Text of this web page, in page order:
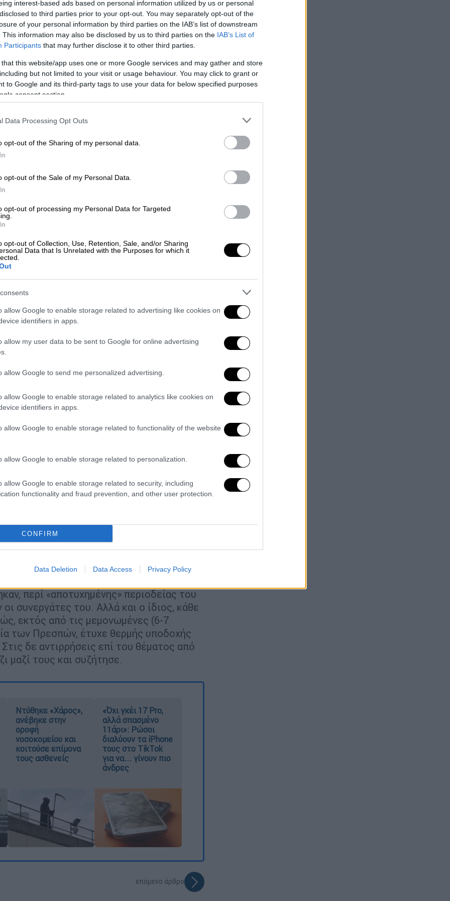
interest-based ads based on personal information utilized by us or personal
to third parties prior to your opt-out. You may separately opt-out of the
of your personal information by third parties on the IAB’s list of downstream
This information may also be disclosed by us to third parties on the IAB’s List of
Participants that may further disclose it to other third parties.
that this website/app uses one or more Google services and may gather and store
but not limited to your visit or usage behaviour. You may click to grant or
to Google and its third-party tags to use your data for below specified purposes
consent section.
Data Processing Opt Outs
opt-out of the Sharing of my personal data.
opt-out of the Sale of my Personal Data.
opt-out of processing my Personal Data for Targeted
opt-out of Collection, Use, Retention, Sale, and/or Sharing
Data that Is Unrelated with the Purposes for which it
allow Google to enable storage related to advertising like cookies on
identifiers in apps.
allow my user data to be sent to Google for online advertising
allow Google to send me personalized advertising.
allow Google to enable storage related to analytics like cookies on
identifiers in apps.
allow Google to enable storage related to functionality of the website
allow Google to enable storage related to personalization.
allow Google to enable storage related to security, including
functionality and fraud prevention, and other user protection.
CONFIRM
Data Deletion Data Access Privacy Policy
το ΕΘΝΟΣ στη Google
Υπουργός Ψηφιακής Πολιτικής,
Παππάς, χθεσινά (19/3) δημοσιεύματα
ακύρωσης της παρουσίας του στη
την εκδήλωση, αλλά, μάλιστα,
Στις 11.00 το πρωί της Τετάρτης
ψήφισε στις 15.00 στη Βουλή με
το νομοσχέδιο του Υπουργείου
για τη Βέροια, όπου έφτασε στις 8 το
εκδηλωση.
περί «αποτυχημένης» περιοδείας του
συνεργάτες του. Αλλά και ο ίδιος, κάθε
εκτός από τις μεμονωμένες (6-7
των Πρεσπών, έτυχε θερμής υποδοχής
δε αντιρρήσεις επί του θέματος από
μαζί τους και συζήτησε.
Ντύθηκε «Χάρος»,
ανέβηκε στην
οροφή
νοσοκομείου και
κοιτούσε επίμονα
τους ασθενείς
«Όχι γκέι 17 Pro,
αλλά σπασμένο
11άρι»: Ρώσοι
διαλύουν τα iPhone
τους στο TikTok
για να... γίνουν πιο
άνδρες
επόμενο άρθρο